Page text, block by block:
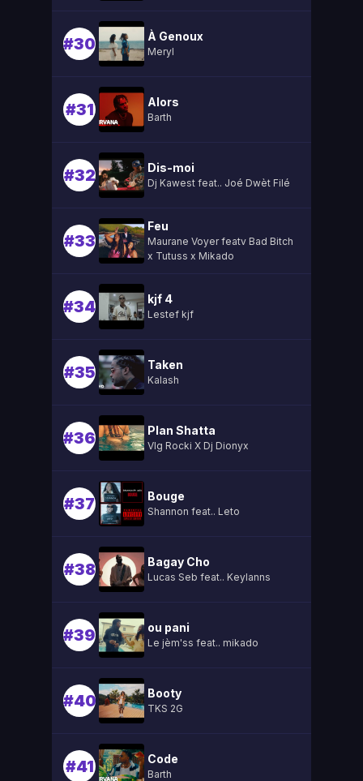
#30 À Genoux
Meryl
#31 Alors
Barth
#32 Dis-moi
Dj Kawest feat.. Joé Dwèt Filé
#33
Feu
Maurane Voyer featv Bad Bitch
x Tutuss x Mikado
#34 kjf 4
Lestef kjf
#35 Taken
Kalash
#36 Plan Shatta
Vlg Rocki X Dj Dionyx
#37 Bouge
Shannon feat.. Leto
#38 Bagay Cho
Lucas Seb feat.. Keylanns
#39 ou pani
Le jèm'ss feat.. mikado
#40 Booty
TKS 2G
#41 Code
Barth